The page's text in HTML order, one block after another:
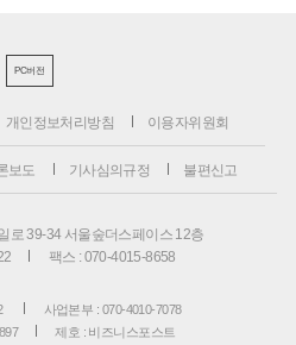
PC버전
개인정보처리방침 이용자위원회
보도 기사심의규정 불편신고
로 39-34 서울숲더스페이스 12층
팩스 : 070-4015-8658
사업본부 : 070-4010-7078
제호 : 비즈니스포스트